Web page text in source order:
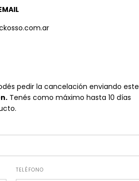
pedir la cancelación enviando este
Tenés como máximo hasta 10 días
TELÉFONO